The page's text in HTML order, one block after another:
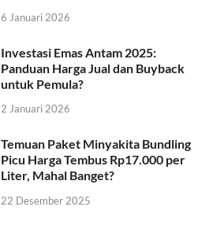
6 Januari 2026
Investasi Emas Antam 2025:
Panduan Harga Jual dan Buyback
untuk Pemula?
2 Januari 2026
Temuan Paket Minyakita Bundling
Picu Harga Tembus Rp17.000 per
Liter, Mahal Banget?
22 Desember 2025